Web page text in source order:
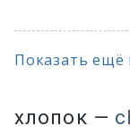
Показать ещё
хлопок —